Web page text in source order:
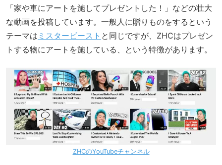
「家や車にアートを施してプレゼントした！」などの壮大
な動画を投稿しています。一般人に贈りものをするという
テーマは ミスタービースト と同じですが、ZHCはプレゼン
トする物にアートを施している、という特徴があります。
ZHCのYouTubeチャンネル